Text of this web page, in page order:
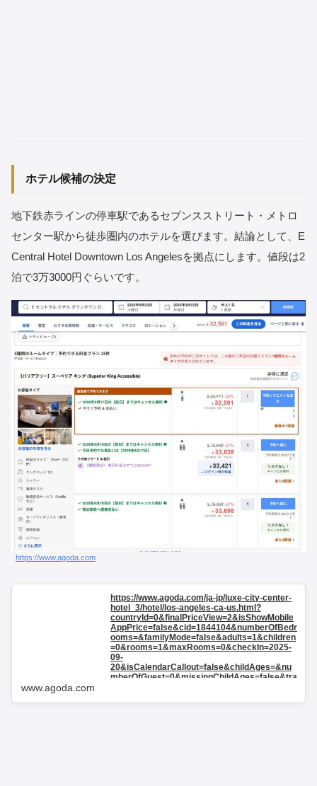
ホテル候補の決定
地下鉄赤ラインの停車駅であるセブンスストリート・メトロ
センター駅から徒歩圏内のホテルを選びます。結論として、E
Central Hotel Downtown Los Angelesを拠点にします。値段は2
泊で3万3000円ぐらいです。
https://www.agoda.com
https://www.agoda.com/ja-jp/luxe-city-center-
hotel_3/hotel/los-angeles-ca-us.html?
countryId=0&finalPriceView=2&isShowMobile
AppPrice=false&cid=1844104&numberOfBedr
ooms=&familyMode=false&adults=1&children
=0&rooms=1&maxRooms=0&checkIn=2025-
09-
20&isCalendarCallout=false&childAges=&nu
mberOfGuest=0&missingChildAges=false&tra
www.agoda.com